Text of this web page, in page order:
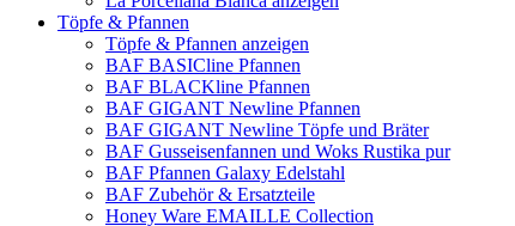
Töpfe & Pfannen
Töpfe & Pfannen anzeigen
BAF BASICline Pfannen
BAF BLACKline Pfannen
BAF GIGANT Newline Pfannen
BAF GIGANT Newline Töpfe und Bräter
BAF Gusseisenfannen und Woks Rustika pur
BAF Pfannen Galaxy Edelstahl
BAF Zubehör & Ersatzteile
Honey Ware EMAILLE Collection